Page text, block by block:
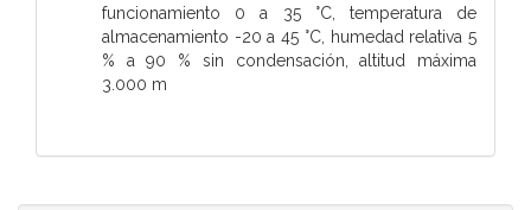
funcionamiento 0 a 35 °C, temperatura de
almacenamiento -20 a 45 °C, humedad relativa 5
% a 90 % sin condensación, altitud máxima
3.000 m